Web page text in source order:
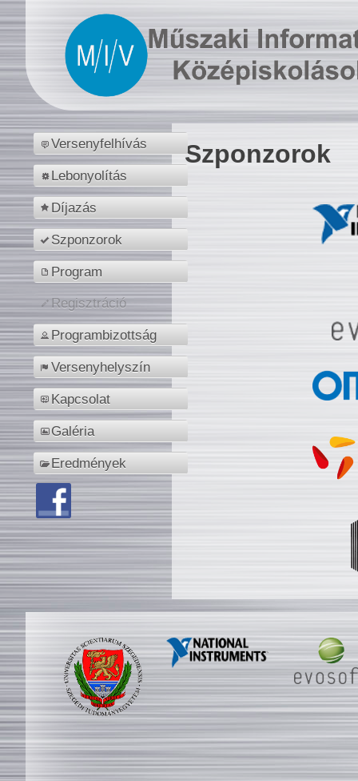
Versenyfelhívás
Lebonyolítás
Díjazás
Szponzorok
Program
Regisztráció
Programbizottság
Versenyhelyszín
Kapcsolat
Galéria
Eredmények
Szponzorok